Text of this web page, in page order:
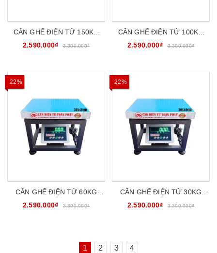
CÂN GHẾ ĐIỆN TỬ 150KG
30X40CM CATOPHA
2.590.000₫ 3.300.000₫
CÂN GHẾ ĐIỆN TỬ 100KG
30X40CM CATOPHA
2.590.000₫ 3.300.000₫
22%
CÂN GHẾ ĐIỆN TỬ 60KG
30X40CM CATOPHA
2.590.000₫ 3.300.000₫
22%
CÂN GHẾ ĐIỆN TỬ 30KG
30X40CM CATOPHA
2.590.000₫ 3.300.000₫
1 2 3 4